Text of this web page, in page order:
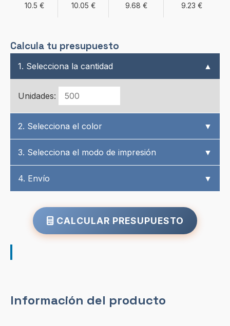
10.5 € 10.05 € 9.68 € 9.23 €
Calcula tu presupuesto
1. Selecciona la cantidad ▲
Unidades:
2. Selecciona el color ▼
3. Selecciona el modo de impresión ▼
4. Envío ▼
CALCULAR PRESUPUESTO
Información del producto